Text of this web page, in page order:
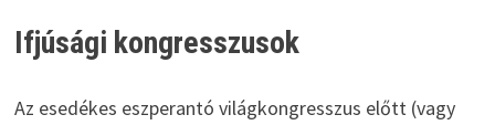
Ifjúsági kongresszusok
Az esedékes eszperantó világkongresszus előtt (vagy